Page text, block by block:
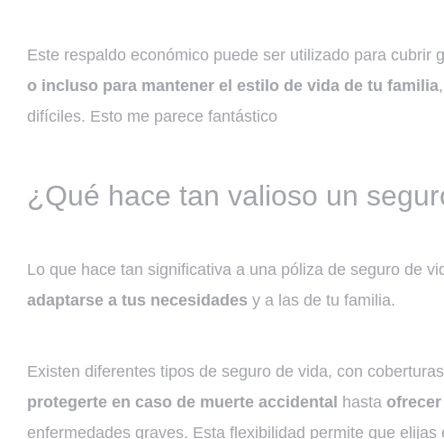
Este respaldo económico puede ser utilizado para cubrir
o incluso para mantener el estilo de vida de tu familia
difíciles. Esto me parece fantástico
¿Qué hace tan valioso un
Lo que hace tan significativa a una póliza de seguro de
adaptarse a tus necesidades y a las de tu familia.
Existen diferentes tipos de seguro de vida, con
protegerte en caso de muerte accidental hasta
enfermedades graves. Esta flexibilidad permite que